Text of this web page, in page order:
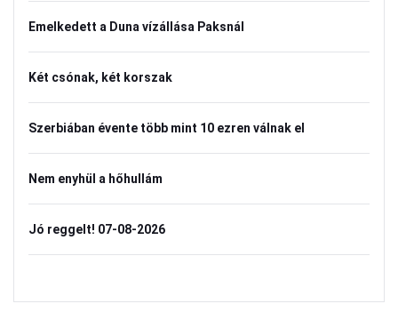
Emelkedett a Duna vízállása Paksnál
Két csónak, két korszak
Szerbiában évente több mint 10 ezren válnak el
Nem enyhül a hőhullám
Jó reggelt! 07-08-2026